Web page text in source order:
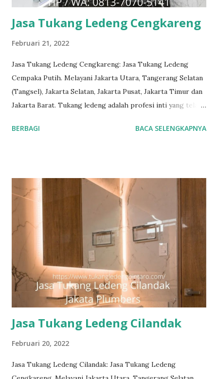
dilakukan dengan benar. ...
Jasa Tukang Ledeng Cengkareng
Februari 21, 2022
Jasa Tukang Ledeng Cengkareng: Jasa Tukang Ledeng
Cempaka Putih. Melayani Jakarta Utara, Tangerang Selatan
(Tangsel), Jakarta Selatan, Jakarta Pusat, Jakarta Timur dan
Jakarta Barat. Tukang ledeng adalah profesi inti yang telah
kualitas yang terjamin. #tukangledengjakartapusat
#tukangledengKemayoran #tukangledengMenteng
#tukangledengjakartaselatan Untuk order jasa kami silakan
sentuh teks nomor disamping: 0813-7070-5141 Layanan dan
kepuasan pelanggan adalah komitmen kami. Layanan
profesional, tim tukang ledeng yang berpengalaman, kami
dapat memberi Anda solusi untuk masalah apa pun, mulai
dari masalah kecil sampai besar. Keunggulan kami. Respon
Cepat, masalah diselesaikan dengan cepat dan efisien.
Teknisi Profesional dan berpengalaman sehingga pekerjaan
dilakukan dengan ben...
BERBAGI BACA SELENGKAPNYA
Jasa Tukang Ledeng Cilandak
Februari 20, 2022
Jasa Tukang Ledeng Cilandak: Jasa Tukang Ledeng